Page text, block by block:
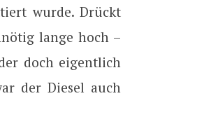
wurde. Drückt
lange hoch –
doch eigentlich
der Diesel auch